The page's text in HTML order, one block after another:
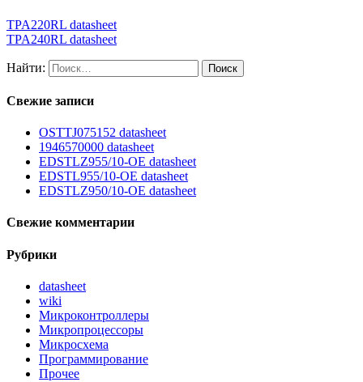
TPA220RL datasheet
TPA240RL datasheet
Найти:
Свежие записи
OSTTJ075152 datasheet
1946570000 datasheet
EDSTLZ955/10-OE datasheet
EDSTL955/10-OE datasheet
EDSTLZ950/10-OE datasheet
Свежие комментарии
Рубрики
datasheet
wiki
Микроконтроллеры
Микропроцессоры
Микросхема
Программирование
Прочее